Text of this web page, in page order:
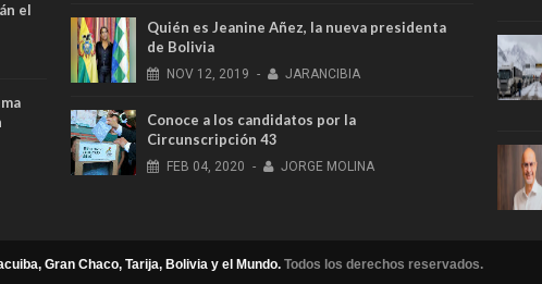
el
Quién es Jeanine Añez, la nueva presidenta
de Bolivia
NOV 12, 2019 - JARANCIBIA
Conoce a los candidatos por la
Circunscripción 43
FEB 04, 2020 - JORGE MOLINA
Gran Chaco, Tarija, Bolivia y el Mundo. Todos los derechos reservados.